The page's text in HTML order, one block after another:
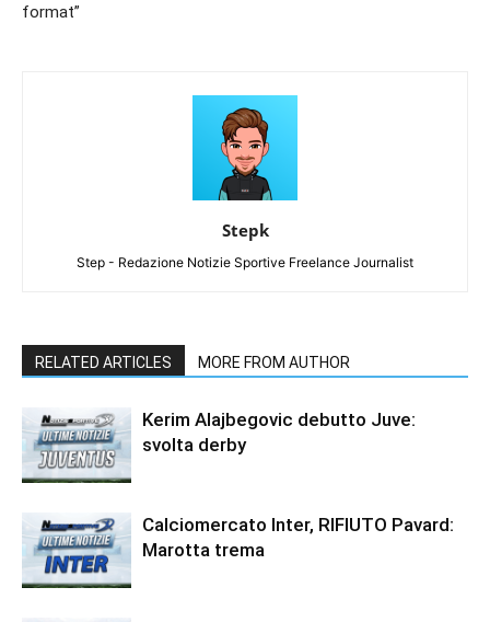
format”
Stepk
Step - Redazione Notizie Sportive Freelance Journalist
RELATED ARTICLES MORE FROM AUTHOR
Kerim Alajbegovic debutto Juve:
svolta derby
Calciomercato Inter, RIFIUTO Pavard:
Marotta trema